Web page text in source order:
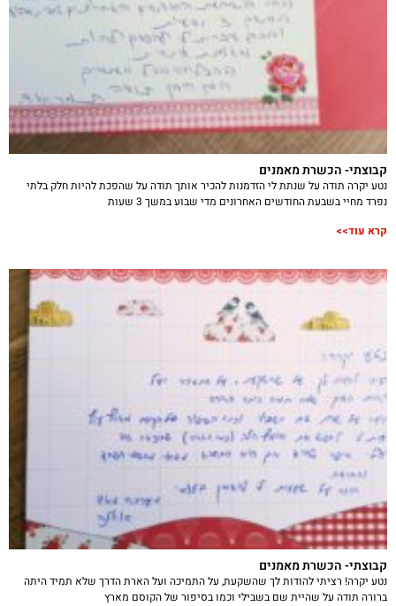
קבוצתי- הכשרת מאמנים
נטע יקרה תודה על שנתת לי הזדמנות להכיר אותך תודה על שהפכת להיות חלק בלתי
נפרד מחיי בשבעת החודשים האחרונים מדי שבוע במשך 3 שעות
קרא עוד>>
קבוצתי- הכשרת מאמנים
נטע יקרה! רציתי להודות לך שהשקעת, על התמיכה ועל הארת הדרך שלא תמיד היתה
ברורה תודה על שהיית שם בשבילי וכמו בסיפור של הקוסם מארץ